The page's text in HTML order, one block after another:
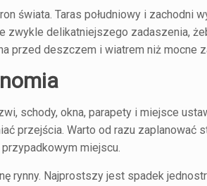
świata. Taras południowy i zachodni
zwykle delikatniejszego zadaszenia,
przed deszczem i wiatrem niż mocne
schody, okna, parapety i miejsce
przejścia. Warto od razu zaplanować
przypadkowym miejscu.
rynny. Najprostszy jest spadek